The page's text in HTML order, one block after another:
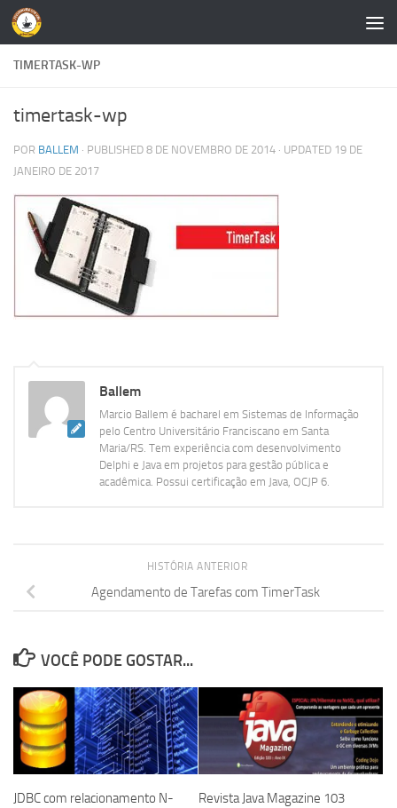
Skip to content
TIMERTASK-WP
timertask-wp
POR BALLEM · PUBLISHED 8 DE NOVEMBRO DE 2014 · UPDATED 19 DE
JANEIRO DE 2017
Ballem
Marcio Ballem é bacharel em Sistemas de Informação
pelo Centro Universitário Franciscano em Santa
Maria/RS. Tem experiência com desenvolvimento
Delphi e Java em projetos para gestão pública e
acadêmica. Possui certificação em Java, OCJP 6.
HISTÓRIA ANTERIOR
Agendamento de Tarefas com TimerTask
VOCÊ PODE GOSTAR...
JDBC com relacionamento N-
Revista Java Magazine 103